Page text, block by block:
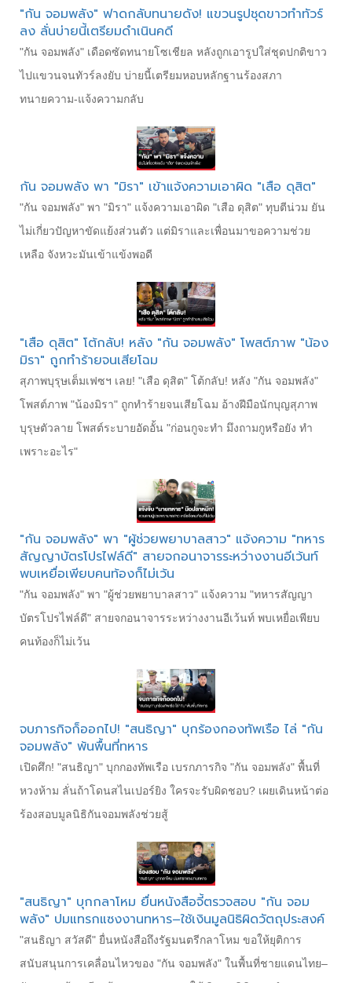
"กัน จอมพลัง" ฟาดกลับทนายดัง! แขวนรูปชุดขาวทำทัวร์
ลง ลั่นบ่ายนี้เตรียมดำเนินคดี
"กัน จอมพลัง" เดือดซัดทนายโซเชียล หลังถูกเอารูปใส่ชุดปกติขาว
ไปแขวนจนทัวร์ลงยับ บ่ายนี้เตรียมหอบหลักฐานร้องสภา
ทนายความ-แจ้งความกลับ
กัน จอมพลัง พา "มิรา" เข้าแจ้งความเอาผิด "เสือ ดุสิต"
"กัน จอมพลัง" พา "มิรา" แจ้งความเอาผิด "เสือ ดุสิต" ทุบตีน่วม ยัน
ไม่เกี่ยวปัญหาขัดแย้งส่วนตัว แต่มิราและเพื่อนมาขอความช่วย
เหลือ จังหวะมันเข้าแข้งพอดี
"เสือ ดุสิต" โต้กลับ! หลัง "กัน จอมพลัง" โพสต์ภาพ "น้อง
มิรา" ถูกทำร้ายจนเสียโฉม
สุภาพบุรุษเต็มเฟซฯ เลย! "เสือ ดุสิต" โต้กลับ! หลัง "กัน จอมพลัง"
โพสต์ภาพ "น้องมิรา" ถูกทำร้ายจนเสียโฉม อ้างฝีมือนักบุญสุภาพ
บุรุษตัวลาย โพสต์ระบายอัดอั้น "ก่อนกูจะทำ มึงถามกูหรือยัง ทำ
เพราะอะไร"
"กัน จอมพลัง" พา "ผู้ช่วยพยาบาลสาว" แจ้งความ "ทหาร
สัญญาบัตรโปรไฟล์ดี" สายจกอนาจารระหว่างงานอีเว้นท์
พบเหยื่อเพียบคนท้องก็ไม่เว้น
"กัน จอมพลัง" พา "ผู้ช่วยพยาบาลสาว" แจ้งความ "ทหารสัญญา
บัตรโปรไฟล์ดี" สายจกอนาจารระหว่างงานอีเว้นท์ พบเหยื่อเพียบ
คนท้องก็ไม่เว้น
จบภารกิจก็ออกไป! "สนธิญา" บุกร้องกองทัพเรือ ไล่ "กัน
จอมพลัง" พ้นพื้นที่ทหาร
เปิดศึก! "สนธิญา" บุกกองทัพเรือ เบรกภารกิจ "กัน จอมพลัง" พื้นที่
หวงห้าม ลั่นถ้าโดนสไนเปอร์ยิง ใครจะรับผิดชอบ? เผยเดินหน้าต่อ
ร้องสอบมูลนิธิกันจอมพลังช่วยสู้
"สนธิญา" บุกกลาโหม ยื่นหนังสือจี้ตรวจสอบ "กัน จอม
พลัง" ปมแทรกแซงงานทหาร–ใช้เงินมูลนิธิผิดวัตถุประสงค์
"สนธิญา สวัสดี" ยื่นหนังสือถึงรัฐมนตรีกลาโหม ขอให้ยุติการ
สนับสนุนการเคลื่อนไหวของ "กัน จอมพลัง" ในพื้นที่ชายแดนไทย–